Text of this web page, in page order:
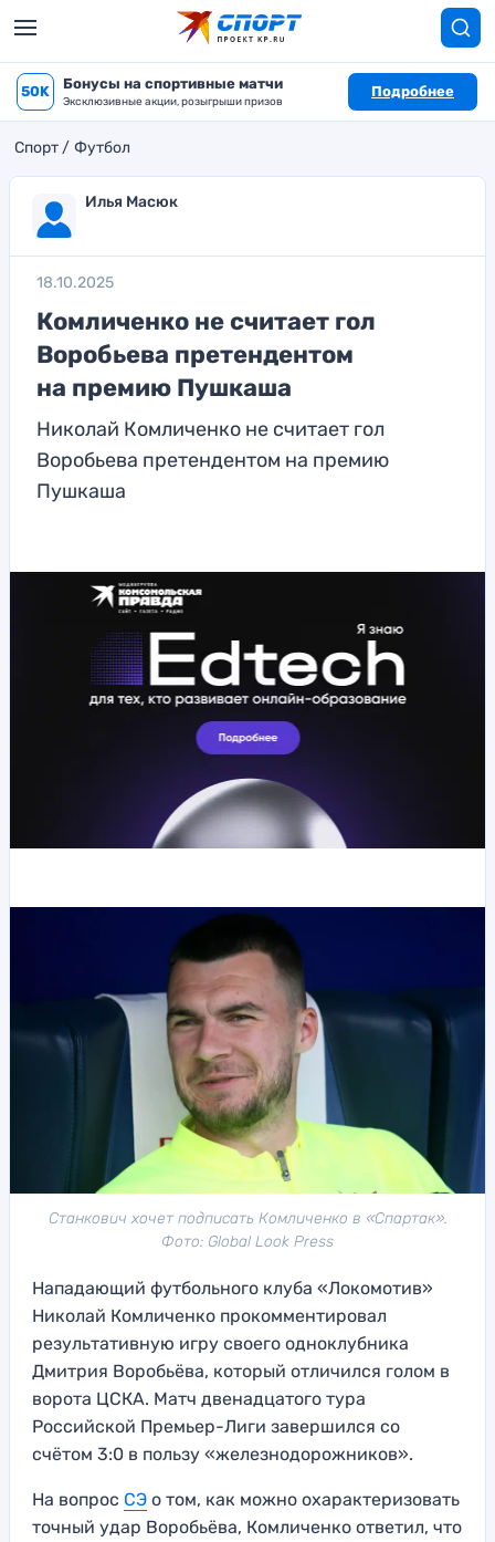
50K Бонусы на спортивные матчи
Эксклюзивные акции, розыгрыши призов
Подробнее
Спорт Футбол
Илья Масюк
18.10.2025
Комличенко не считает гол
Воробьева претендентом
на премию Пушкаша
Николай Комличенко не считает гол
Воробьева претендентом на премию
Пушкаша
Станкович хочет подписать Комличенко в «Спартак».
Фото: Global Look Press
Нападающий футбольного клуба «Локомотив»
Николай Комличенко прокомментировал
результативную игру своего одноклубника
Дмитрия Воробьёва, который отличился голом в
ворота ЦСКА. Матч двенадцатого тура
Российской Премьер-Лиги завершился со
счётом 3:0 в пользу «железнодорожников».
На вопрос СЭ о том, как можно охарактеризовать
точный удар Воробьёва, Комличенко ответил, что